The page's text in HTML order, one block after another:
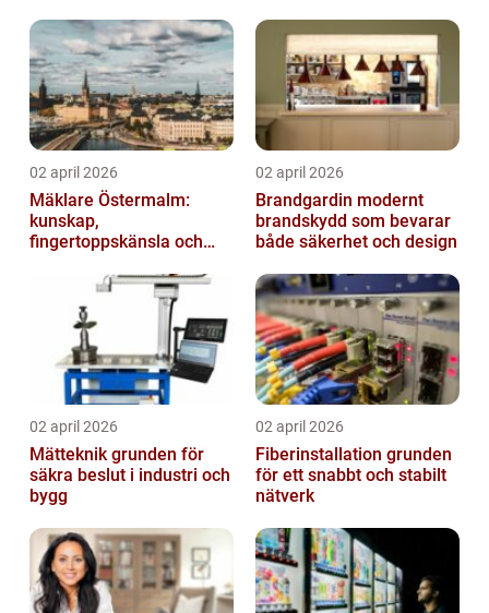
02 april 2026
Mäklare Östermalm:
kunskap,
fingertoppskänsla och
02 april 2026
Brandgardin modernt
brandskydd som bevarar
både säkerhet och design
02 april 2026
Mätteknik grunden för
säkra beslut i industri och
bygg
02 april 2026
Fiberinstallation grunden
för ett snabbt och stabilt
nätverk